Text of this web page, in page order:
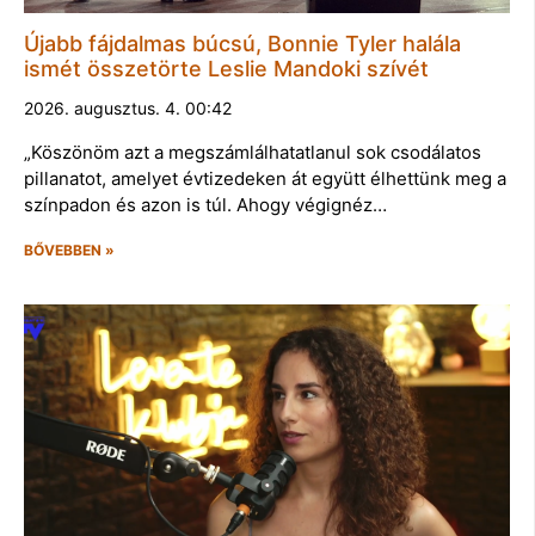
Újabb fájdalmas búcsú, Bonnie Tyler halála
ismét összetörte Leslie Mandoki szívét
2026. augusztus. 4. 00:42
„Köszönöm azt a megszámlálhatatlanul sok csodálatos
pillanatot, amelyet évtizedeken át együtt élhettünk meg a
színpadon és azon is túl. Ahogy végignéz…
BŐVEBBEN »